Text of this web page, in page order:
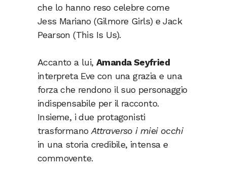
che lo hanno reso celebre come
Jess Mariano (Gilmore Girls) e Jack
Pearson (This Is Us).
Accanto a lui, Amanda Seyfried
interpreta Eve con una grazia e una
forza che rendono il suo personaggio
indispensabile per il racconto.
Insieme, i due protagonisti
trasformanoAttraverso i miei occhi
in una storia credibile, intensa e
commovente.